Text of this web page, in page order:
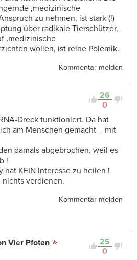
‚medizinische
zu nehmen, ist stark (!)
über radikale Tierschützer,
‚medizinische
wollen, ist reine Polemik.
Kommentar melden
26
0
Dreck funktioniert. Da hat
am Menschen gemacht – mit
damals abgebrochen, weil es
!
hat KEIN Interesse zu heilen !
verdienen.
Kommentar melden
25
0
Vier Pfoten